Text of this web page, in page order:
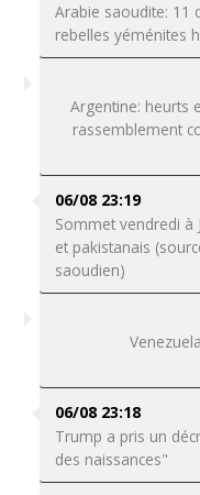
Arabie saoudite: 11
rebelles yéménites
Argentine: heurts
rassemblement
06/08 23:19
Sommet vendredi à
et pakistanais
saoudien)
06/08 23:18
Trump a pris un
des naissances"